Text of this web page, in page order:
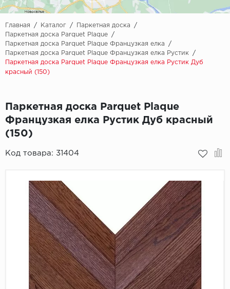
Aquamax
Bohofloor
CorkArt Vinyl
CronaFloor
Damy Floor
Decoria
Dolce Flooring
Паркет
Паркетная доска
Плинтус
Пробковое покрытие
Главная / Каталог / Паркетная доска
/
Паркетная доска Parquet Plaque
/
Паркетная доска Parquet Plaque Французкая елка
/
Паркетная доска Parquet Plaque Французкая елка Рустик
/
Паркетная доска Parquet Plaque Французкая елка Рустик Дуб
красный (150)
Паркетная доска Parquet Plaque
Французкая елка Рустик Дуб красный
(150)
Код товара: 31404